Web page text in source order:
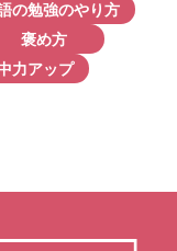
の勉強のやり方
褒め方
力アップ